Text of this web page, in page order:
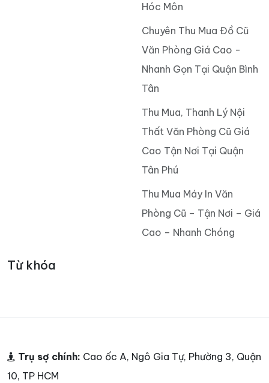
Hóc Môn
Chuyên Thu Mua Đồ Cũ
Văn Phòng Giá Cao -
Nhanh Gọn Tại Quận Bình
Tân
Thu Mua, Thanh Lý Nội
Thất Văn Phòng Cũ Giá
Cao Tận Nơi Tại Quận
Tân Phú
Thu Mua Máy In Văn
Phòng Cũ – Tận Nơi – Giá
Cao – Nhanh Chóng
Từ khóa
Trụ sợ chính: Cao ốc A, Ngô Gia Tự, Phường 3, Quận
10, TP HCM